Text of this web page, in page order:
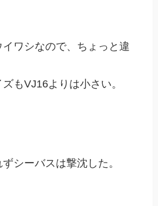
ワシなので、ちょっと違
もVJ16よりは小さい。
シーバスは撃沈した。